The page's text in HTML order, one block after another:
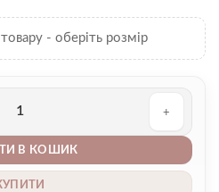
- оберіть розмір
В КОШИК